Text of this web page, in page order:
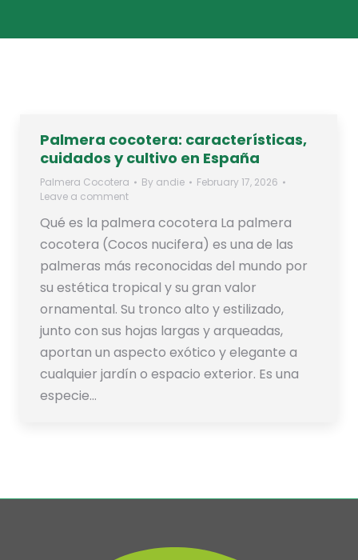
Palmera cocotera: características,
cuidados y cultivo en España
Palmera Cocotera By andie
February 17, 2026
Leave a comment
Qué es la palmera cocotera La palmera
cocotera (Cocos nucifera) es una de las
palmeras más reconocidas del mundo por
su estética tropical y su gran valor
ornamental. Su tronco alto y estilizado,
junto con sus hojas largas y arqueadas,
aportan un aspecto exótico y elegante a
cualquier jardín o espacio exterior. Es una
especie…